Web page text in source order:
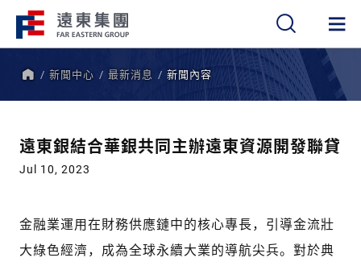
新聞中心 最新消息 新聞內容
遠東銀結合華銀共同主辦遠東資源開發聯貸
Jul 10, 2023
金融業運用在財務供應鏈中的核心專長，引導金流壯
大綠色經濟，成為全球永續大業的導航尖兵。對於典